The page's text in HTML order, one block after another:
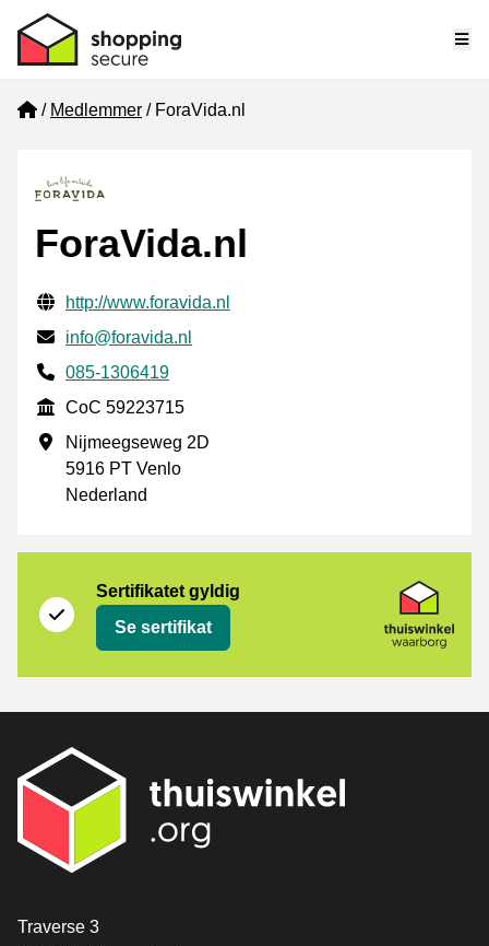
Home
Medlemmer ForaVida.nl
ForaVida.nl
Verifisert kontaktinformasjon
Website URL
http://www.foravida.nl
E-post
info@foravida.nl
Phone number
085-1306419
CoC
CoC 59223715
Forretningsadresse
Nijmeegseweg 2D
5916 PT Venlo
Nederland
Sertifikatet gyldig
Se sertifikat
[_General:Contact]
Traverse 3